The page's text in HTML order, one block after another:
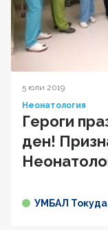
5 юли 2019
Неонатология
Героги
ден!
УМБАЛ Токуда